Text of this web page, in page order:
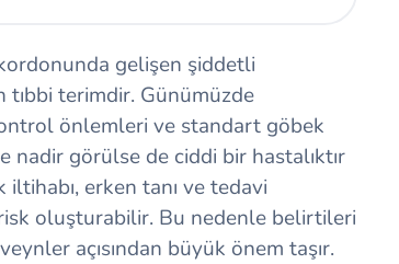
gelişen şiddetli
terimdir. Günümüzde
önlemleri ve standart göbek
nadir görülse de ciddi bir hastalıktır
erken tanı ve tedavi
oluşturabilir. Bu nedenle belirtileri
açısından büyük önem taşır.